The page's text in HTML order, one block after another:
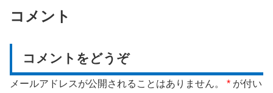
コメント
コメントをどうぞ
メールアドレスが公開されることはありません。 * が付い